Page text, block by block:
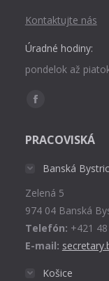
Kontaktujte nás
Úradné hodiny:
pondelok až
Find us on:
Facebook
opens
window
PRACOVISKÁ
Banská
Zelená 5
974 04 Banská
Telefón: +421
E-mail:
Košice